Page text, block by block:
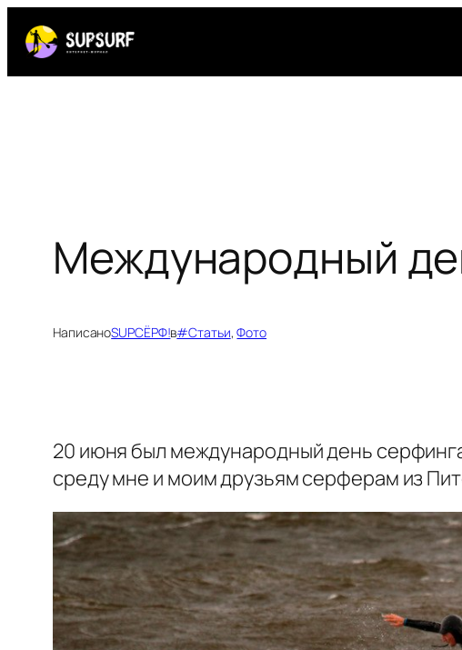
Перейти
содержимому
Международный
НаписаноSUPСЁРФ!в#Статьи, Фото
20 июня был международный день
среду мне и моим друзьям серферам из